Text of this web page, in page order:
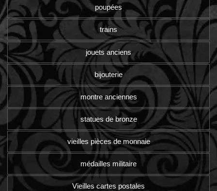
poupées
trains
jouets anciens
bijouterie
montre anciennes
statues de bronze
vieilles pièces de monnaie
médailles militaire
Vieilles cartes postales